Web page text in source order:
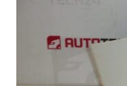
Datenschutz-